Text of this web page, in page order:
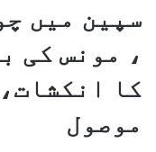
سپین میں
، مونس کی
کا
موصول